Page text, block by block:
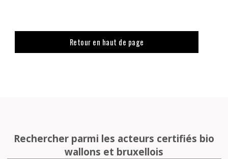
Retour en haut de page
Rechercher parmi les acteurs certifiés bio
wallons et bruxellois